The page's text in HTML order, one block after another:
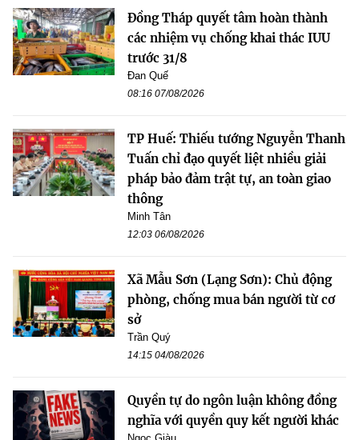
Đồng Tháp quyết tâm hoàn thành
các nhiệm vụ chống khai thác IUU
trước 31/8
Đan Quế
08:16 07/08/2026
TP Huế: Thiếu tướng Nguyễn Thanh
Tuấn chỉ đạo quyết liệt nhiều giải
pháp bảo đảm trật tự, an toàn giao
thông
Minh Tân
12:03 06/08/2026
Xã Mẫu Sơn (Lạng Sơn): Chủ động
phòng, chống mua bán người từ cơ
sở
Trần Quý
14:15 04/08/2026
Quyền tự do ngôn luận không đồng
nghĩa với quyền quy kết người khác